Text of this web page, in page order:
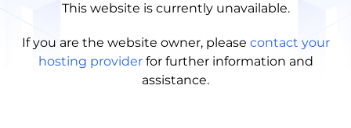
This website is currently unavailable.
If you are the website owner, please contact your
hosting provider for further information and
assistance.